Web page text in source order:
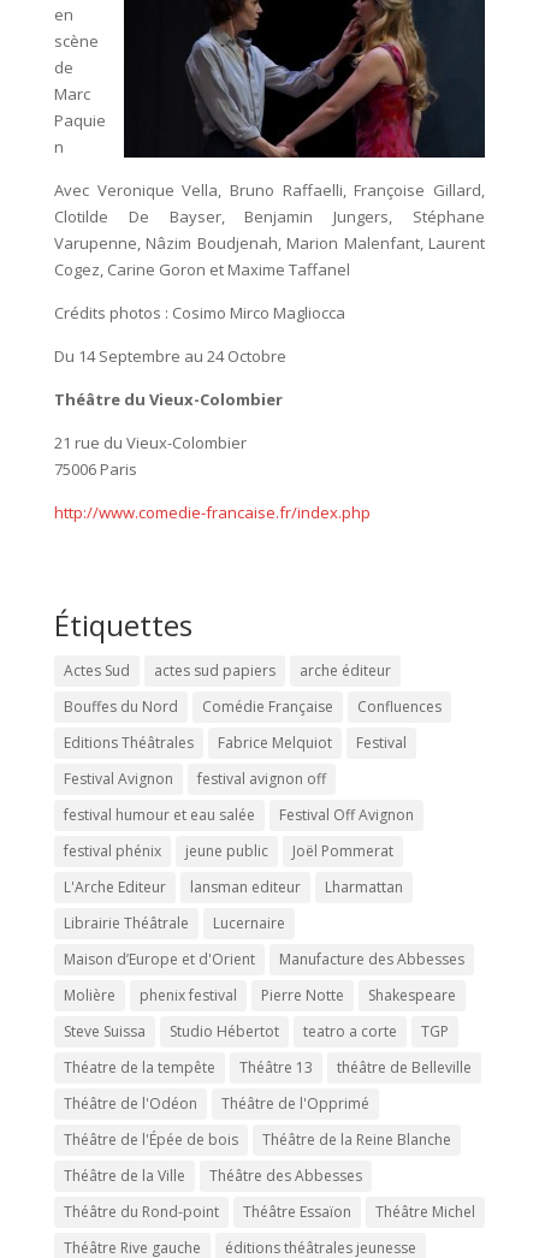
en
scène
de
Marc
Paquie
n
Avec Veronique Vella, Bruno Raffaelli, Françoise Gillard,
Clotilde De Bayser, Benjamin Jungers, Stéphane
Varupenne, Nâzim Boudjenah, Marion Malenfant, Laurent
Cogez, Carine Goron et Maxime Taffanel
Crédits photos : Cosimo Mirco Magliocca
Du 14 Septembre au 24 Octobre
Théâtre du Vieux-Colombier
21 rue du Vieux-Colombier
75006 Paris
http://www.comedie-francaise.fr/index.php
Étiquettes
Actes Sud actes sud papiers
arche éditeur
Bouffes du Nord
Comédie Française
Confluences
Editions Théâtrales
Fabrice Melquiot
Festival
Festival Avignon
festival avignon off
festival humour et eau salée
Festival Off Avignon
festival phénix
jeune public
Joël Pommerat
L'Arche Editeur
lansman editeur
Lharmattan
Librairie Théâtrale
Lucernaire
Maison d’Europe et d'Orient
Manufacture des Abbesses
Molière
phenix festival Pierre Notte
Shakespeare
Steve Suissa
Studio Hébertot teatro a corte
TGP
Théatre de la tempête
Théâtre 13
théâtre de Belleville
Théâtre de l'Odéon
Théâtre de l'Opprimé
Théâtre de l'Épée de bois
Théâtre de la Reine Blanche
Théâtre de la Ville
Théâtre des Abbesses
Théâtre du Rond-point
Théâtre Essaïon
Théâtre Michel
Théâtre Rive gauche
éditions théâtrales jeunesse